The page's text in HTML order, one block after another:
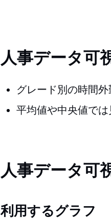
人事データ可
グレード別の時間
平均値や中央値では
人事データ可
利用するグラフ